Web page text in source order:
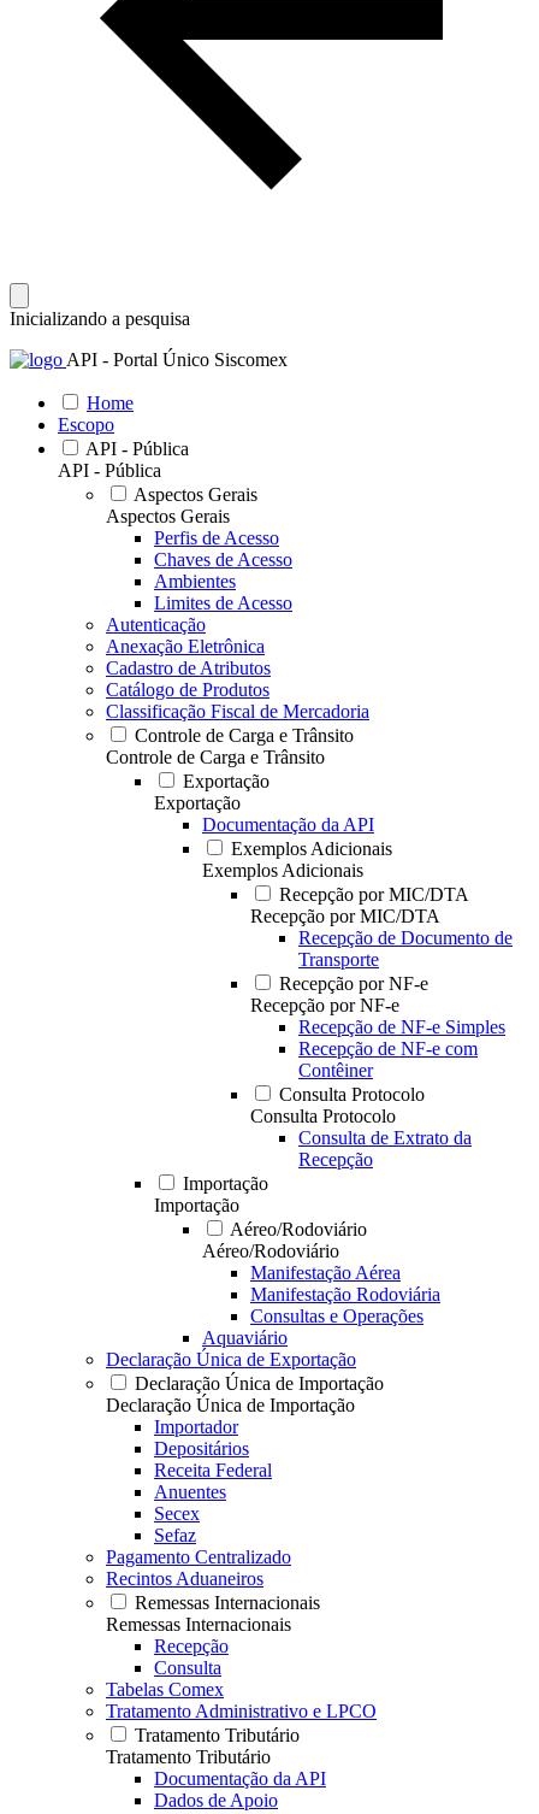
Inicializando a pesquisa
API - Portal Único Siscomex
Home
Escopo
API - Pública
API - Pública
Aspectos Gerais
Aspectos Gerais
Perfis de Acesso
Chaves de Acesso
Ambientes
Limites de Acesso
Autenticação
Anexação Eletrônica
Cadastro de Atributos
Catálogo de Produtos
Classificação Fiscal de Mercadoria
Controle de Carga e Trânsito
Controle de Carga e Trânsito
Exportação
Exportação
Documentação da API
Exemplos Adicionais
Exemplos Adicionais
Recepção por MIC/DTA
Recepção por MIC/DTA
Recepção de Documento de
Transporte
Recepção por NF-e
Recepção por NF-e
Recepção de NF-e Simples
Recepção de NF-e com
Contêiner
Consulta Protocolo
Consulta Protocolo
Consulta de Extrato da
Recepção
Importação
Importação
Aéreo/Rodoviário
Aéreo/Rodoviário
Manifestação Aérea
Manifestação Rodoviária
Consultas e Operações
Aquaviário
Declaração Única de Exportação
Declaração Única de Importação
Declaração Única de Importação
Importador
Depositários
Receita Federal
Anuentes
Secex
Sefaz
Pagamento Centralizado
Recintos Aduaneiros
Remessas Internacionais
Remessas Internacionais
Recepção
Consulta
Tabelas Comex
Tratamento Administrativo e LPCO
Tratamento Tributário
Tratamento Tributário
Documentação da API
Dados de Apoio